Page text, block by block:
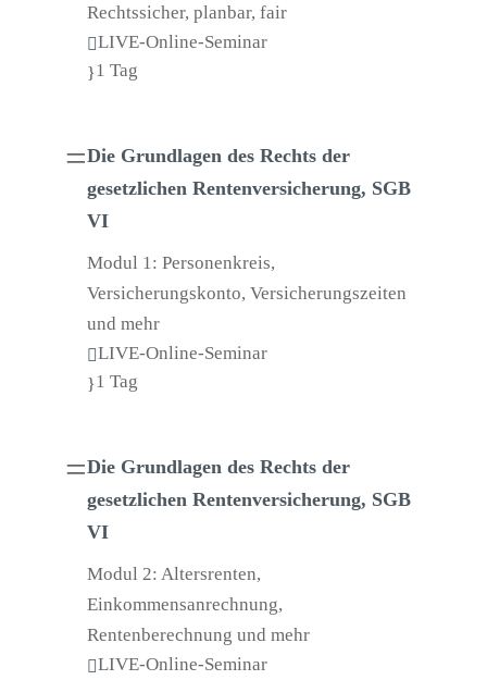
Rechtssicher, planbar, fair
LIVE-Online-Seminar
}1 Tag
=Die Grundlagen des Rechts der
gesetzlichen Rentenversicherung, SGB
VI
Modul 1: Personenkreis,
Versicherungskonto, Versicherungszeiten
und mehr
LIVE-Online-Seminar
}1 Tag
=Die Grundlagen des Rechts der
gesetzlichen Rentenversicherung, SGB
VI
Modul 2: Altersrenten,
Einkommensanrechnung,
Rentenberechnung und mehr
LIVE-Online-Seminar